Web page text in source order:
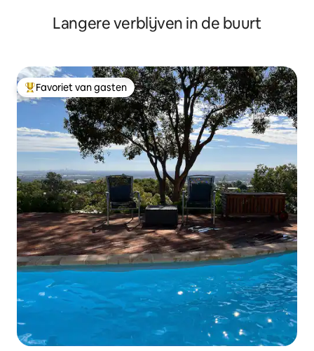
Langere verblijven in de buurt
Topfavoriet van gasten
Favoriet van gasten